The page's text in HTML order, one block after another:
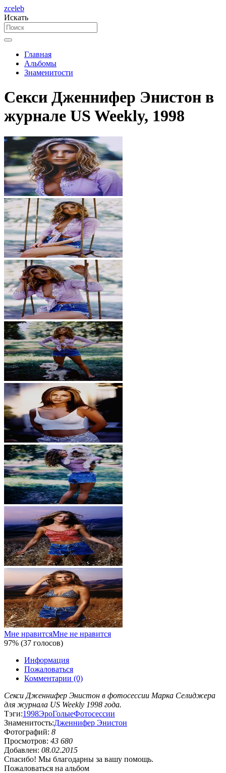
zceleb
Искать
Главная
Альбомы
Знаменитости
Секси Дженнифер Энистон в
журнале US Weekly, 1998
Мне нравитсяМне не нравится
97% (37 голосов)
Информация
Пожаловаться
Комментарии (0)
Секси Дженнифер Энистон в фотосессии Марка Селиджера
для журнала US Weekly 1998 года.
Тэги:1998ЭроГолыеФотосессии
Знаменитость:Дженнифер Энистон
Фотографий: 8
Просмотров: 43 680
Добавлен: 08.02.2015
Спасибо! Мы благодарны за вашу помощь.
Пожаловаться на альбом